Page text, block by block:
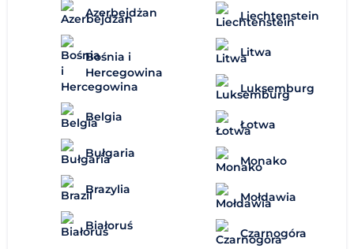
Azerbejdżan
Bośnia i
Hercegowina
Belgia
Bułgaria
Brazylia
Białoruś
Liechtenstein
Litwa
Luksemburg
Łotwa
Monako
Mołdawia
Czarnogóra